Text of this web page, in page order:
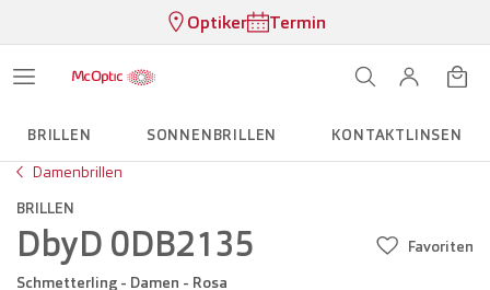
Optiker Termin
BRILLEN SONNENBRILLEN
KONTAKTLINSEN
Damenbrillen
BRILLEN
DbyD 0DB2135
Schmetterling - Damen - Rosa
Favoriten